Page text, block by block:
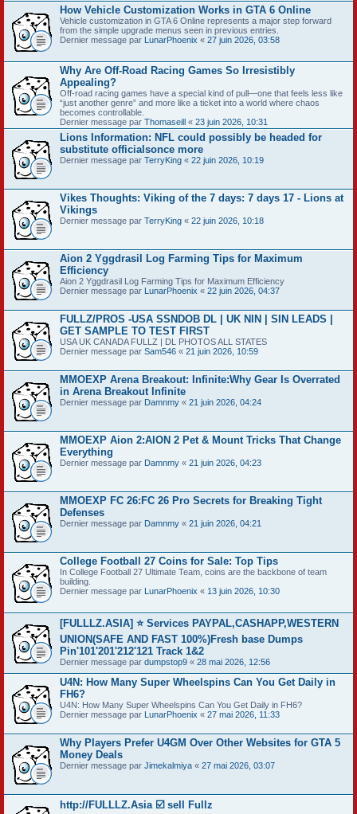
How Vehicle Customization Works in GTA 6 Online
Vehicle customization in GTA 6 Online represents a major step forward
from the simple upgrade menus seen in previous entries.
Dernier message par LunarPhoenix « 27 juin 2026, 03:58
Why Are Off-Road Racing Games So Irresistibly
Appealing?
Off-road racing games have a special kind of pull—one that feels less like
“just another genre” and more like a ticket into a world where chaos
becomes controllable.
Dernier message par Thomaseill « 23 juin 2026, 10:31
Lions Information: NFL could possibly be headed for
substitute officialsonce more
Dernier message par TerryKing « 22 juin 2026, 10:19
Vikes Thoughts: Viking of the 7 days: 7 days 17 - Lions at
Vikings
Dernier message par TerryKing « 22 juin 2026, 10:18
Aion 2 Yggdrasil Log Farming Tips for Maximum
Efficiency
Aion 2 Yggdrasil Log Farming Tips for Maximum Efficiency
Dernier message par LunarPhoenix « 22 juin 2026, 04:37
FULLZ/PROS -USA SSNDOB DL | UK NIN | SIN LEADS |
GET SAMPLE TO TEST FIRST
USA UK CANADA FULLZ | DL PHOTOS ALL STATES
Dernier message par Sam546 « 21 juin 2026, 10:59
MMOEXP Arena Breakout: Infinite:Why Gear Is Overrated
in Arena Breakout Infinite
Dernier message par Damnmy « 21 juin 2026, 04:24
MMOEXP Aion 2:AION 2 Pet & Mount Tricks That Change
Everything
Dernier message par Damnmy « 21 juin 2026, 04:23
MMOEXP FC 26:FC 26 Pro Secrets for Breaking Tight
Defenses
Dernier message par Damnmy « 21 juin 2026, 04:21
College Football 27 Coins for Sale: Top Tips
In College Football 27 Ultimate Team, coins are the backbone of team
building.
Dernier message par LunarPhoenix « 13 juin 2026, 10:30
[FULLLZ.ASIA] ⭐️ Services PAYPAL,CASHAPP,WESTERN
UNION(SAFE AND FAST 100%)Fresh base Dumps
Pin'101'201'212'121 Track 1&2
Dernier message par dumpstop9 « 28 mai 2026, 12:56
U4N: How Many Super Wheelspins Can You Get Daily in
FH6?
U4N: How Many Super Wheelspins Can You Get Daily in FH6?
Dernier message par LunarPhoenix « 27 mai 2026, 11:33
Why Players Prefer U4GM Over Other Websites for GTA 5
Money Deals
Dernier message par Jimekalmiya « 27 mai 2026, 03:07
http://FULLLZ.Asia ☑️ sell Fullz